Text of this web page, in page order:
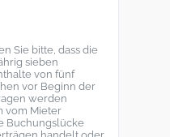
Sie bitte, dass die
sieben
von fünf
vor Beginn der
werden
vom Mieter
Buchungslücke